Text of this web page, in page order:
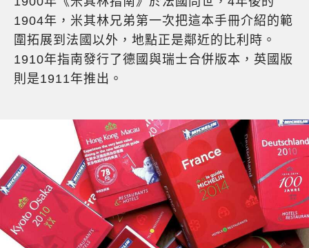
1904年，米其林兄弟第一次把這本手冊介紹的範
圍拓展到法國以外，地點正是鄰近的比利時。
1910年指南發行了德國與瑞士合併版本，英國版
則是1911年推出。